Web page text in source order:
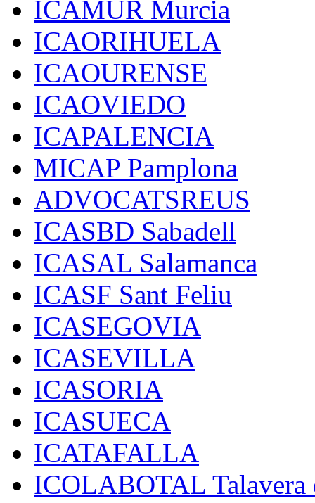
ICAMUR Murcia
ICAORIHUELA
ICAOURENSE
ICAOVIEDO
ICAPALENCIA
MICAP Pamplona
ADVOCATSREUS
ICASBD Sabadell
ICASAL Salamanca
ICASF Sant Feliu
ICASEGOVIA
ICASEVILLA
ICASORIA
ICASUECA
ICATAFALLA
ICOLABOTAL Talavera